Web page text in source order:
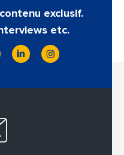
exclusif.
etc.